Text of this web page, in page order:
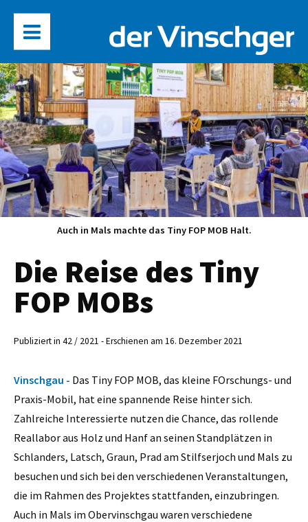
Auch in Mals machte das Tiny FOP MOB Halt.
Die Reise des Tiny
FOP MOBs
Publiziert in 42 / 2021 - Erschienen am 16. Dezember 2021
Vinschgau - Das Tiny FOP MOB, das kleine FOrschungs- und
Praxis-Mobil, hat eine spannende Reise hinter sich.
Zahlreiche Interessierte nutzen die Chance, das rollende
Reallabor aus Holz und Hanf an seinen Standplätzen in
Schlanders, Latsch, Graun, Prad am Stilfserjoch und Mals zu
besuchen und sich bei den verschiedenen Veranstaltungen,
die im Rahmen des Projektes stattfanden, einzubringen.
Auch in Mals im Obervinschgau waren verschiedene